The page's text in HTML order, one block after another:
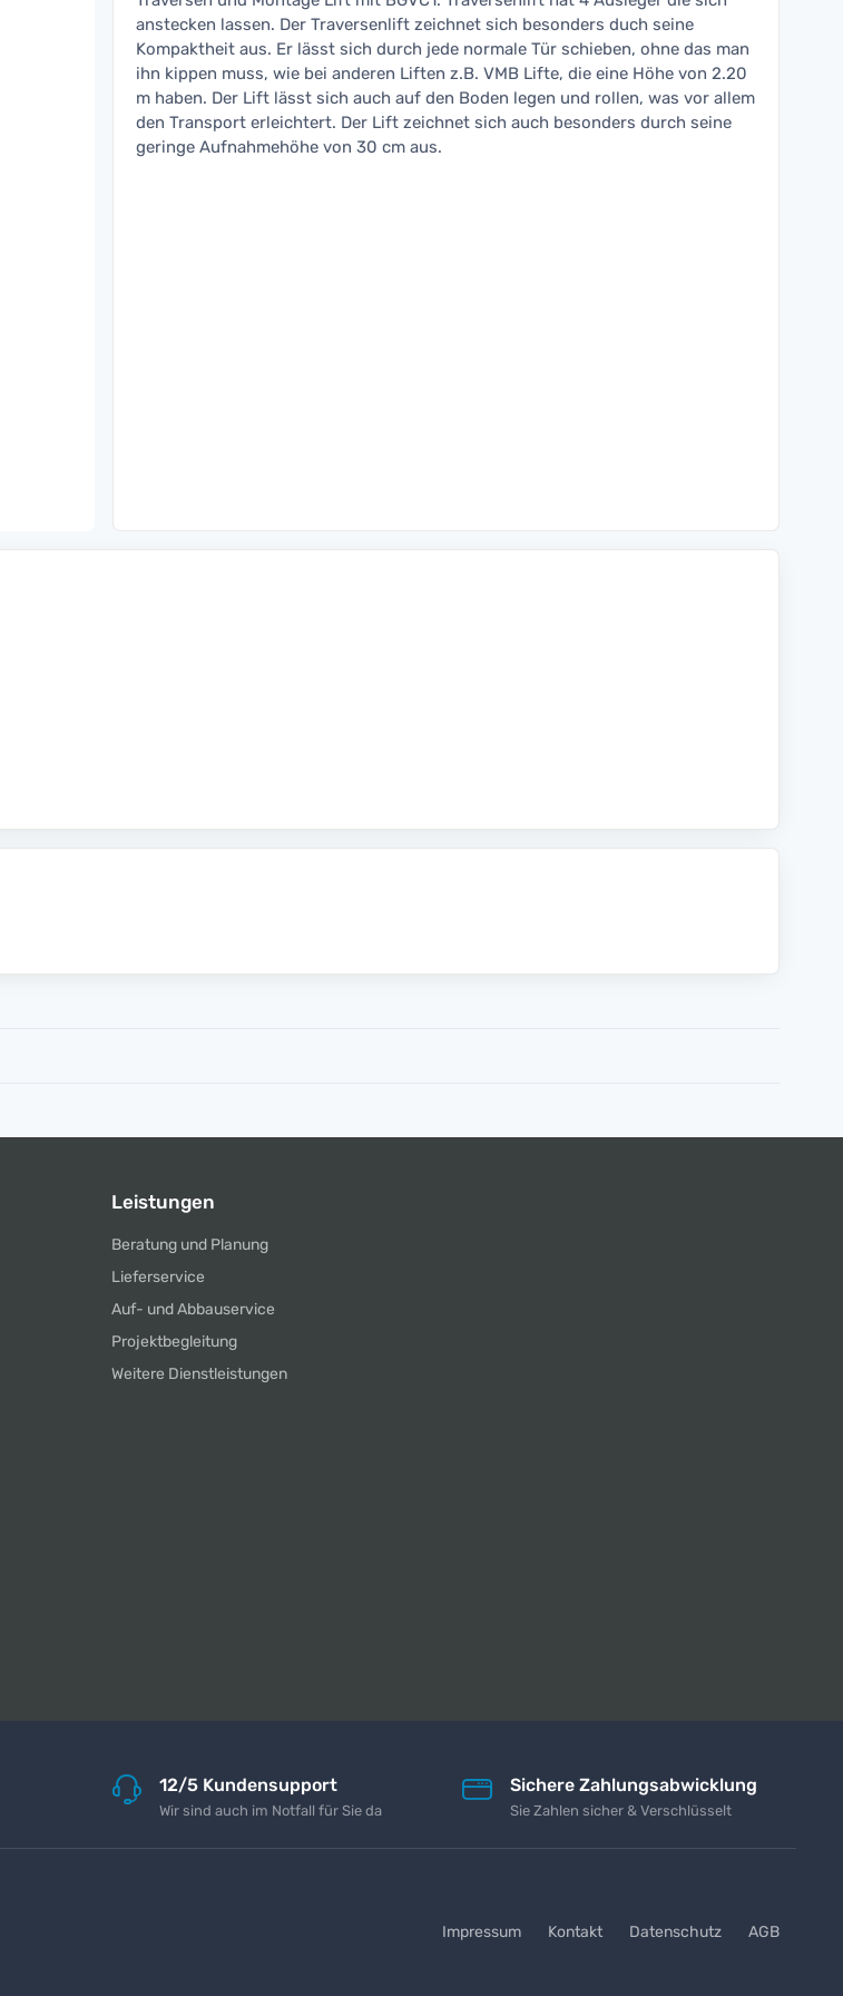
anstecken lassen. Der Traversenlift zeichnet sich besonders duch seine
Kompaktheit aus. Er lässt sich durch jede normale Tür schieben, ohne das man
ihn kippen muss, wie bei anderen Liften z.B. VMB Lifte, die eine Höhe von 2.20
m haben. Der Lift lässt sich auch auf den Boden legen und rollen, was vor allem
den Transport erleichtert. Der Lift zeichnet sich auch besonders durch seine
geringe Aufnahmehöhe von 30 cm aus.
Leistungen
Beratung und Planung
Lieferservice
Auf- und Abbauservice
Projektbegleitung
Weitere Dienstleistungen
12/5 Kundensupport
Wir sind auch im Notfall für Sie da
Sichere Zahlungsabwicklung
Sie Zahlen sicher & Verschlüsselt
Impressum Kontakt Datenschutz AGB